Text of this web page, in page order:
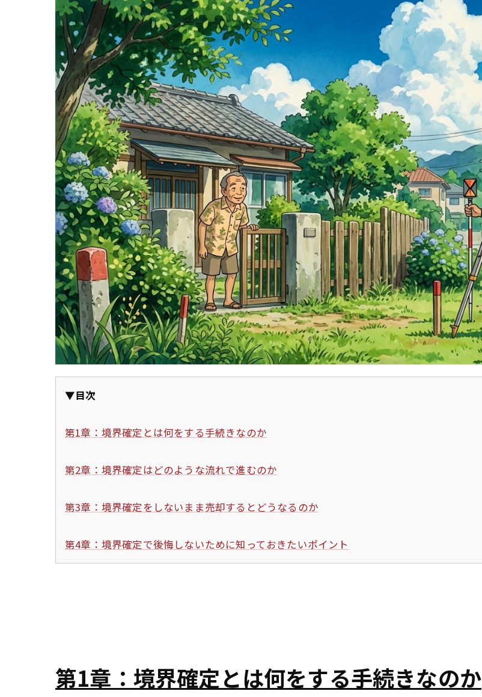
▼目次
第1章：境界確定とは何をする手続きなのか
第2章：境界確定はどのような流れで進むのか
第3章：境界確定をしないまま売却するとどうなるのか
第4章：境界確定で後悔しないために知っておきたいポイント
第1章：境界確定とは何をする手続きなのか